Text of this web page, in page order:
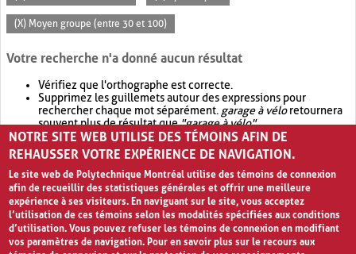
(X) Moyen groupe (entre 30 et 100)
Votre recherche n'a donné aucun résultat
Vérifiez que l'orthographe est correcte.
Supprimez les guillemets autour des expressions pour
rechercher chaque mot séparément. garage à véloretournera
souvent plus de résultat que"garage à vélo".
Envisagez d'élargir votre recherche avec OR.garage OR vélo
retournera souvent plus de résultat quegarage à vélo
NOTRE SITE WEB UTILISE DES TÉMOINS AFIN DE
REHAUSSER VOTRE EXPÉRIENCE DE NAVIGATION.
Le site web de Polytechnique Montréal utilise des témoins de connexion
afin de recueillir des statistiques générales et offrir une meilleure
expérience à ses visiteurs. En naviguant sur le site, vous acceptez
l’utilisation de ces témoins selon les modalités spécifiées aux conditions
d’utilisation. Vous pouvez refuser les témoins de connexion en modifiant
vos paramètres de navigation. Pour en savoir plus sur le recours aux